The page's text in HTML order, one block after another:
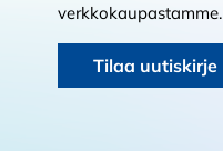
verkkokaupastamme.
Tilaa uutiskirje